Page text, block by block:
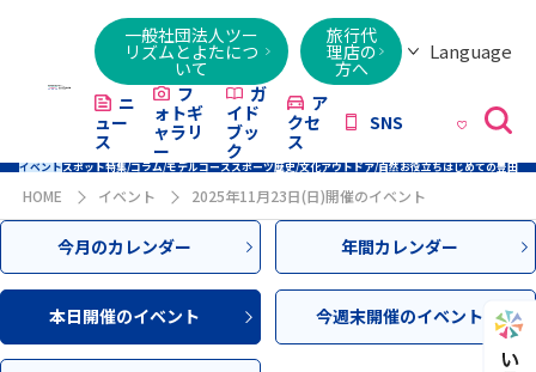
一般社団法人ツー
リズムとよたにつ
いて
旅行代
理店の
方へ
Language
Việt
ニ
ュー
ス
フ
ォトギ
ャラリ
ー
ガ
イド
ブッ
ク
ア
クセ
ス
SNS
イベントスポット特集/コラム/モデルコーススポーツ歴史/文化アウトドア/自然お役立ちはじめての豊田
HOME イベント 2025年11月23日(日)開催のイベント
今月のカレンダー 年間カレンダー
本日開催のイベント 今週末開催のイベント